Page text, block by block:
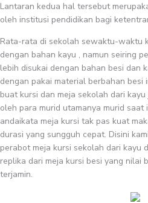
Lantaran kedua hal tersebut
oleh institusi pendidikan bagi
Rata-rata di sekolah sewaktu-waktu
dengan bahan kayu , namun seiring
lebih disukai dengan bahan besi dan
dengan pakai material berbahan besi
buat kursi dan meja sekolah dari
oleh para murid utamanya murid
andaikata meja kursi tak pas kuat
durasi yang sungguh cepat. Disini
perabot meja kursi sekolah dari kayu
replika dari meja kursi besi yang nilai
terjamin.